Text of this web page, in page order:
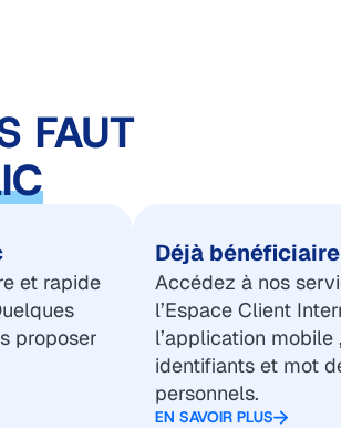
FAUT
et rapide
proposer
Déjà
Accédez à nos
l’Espace Client
l’application mobile
identifiants et mot
personnels.
EN SAVOIR PLUS